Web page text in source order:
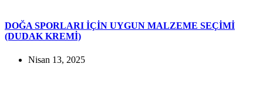
DOĞA SPORLARI İÇİN UYGUN MALZEME SEÇİMİ
(DUDAK KREMİ)
Nisan 13, 2025